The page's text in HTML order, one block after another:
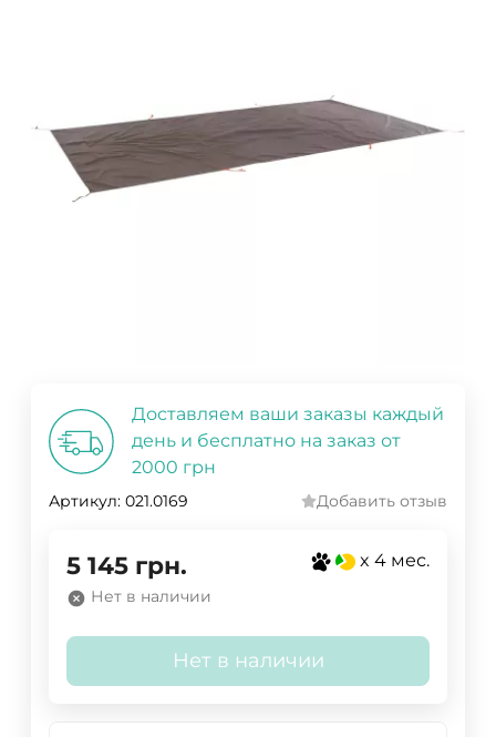
Доставляем ваши заказы каждый
день и бесплатно на заказ от
2000 грн
Артикул: 021.0169 Добавить отзыв
5 145 грн. x 4 мес.
Нет в наличии
Нет в наличии